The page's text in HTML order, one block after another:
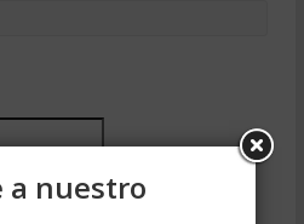
y web en este
a nuestro